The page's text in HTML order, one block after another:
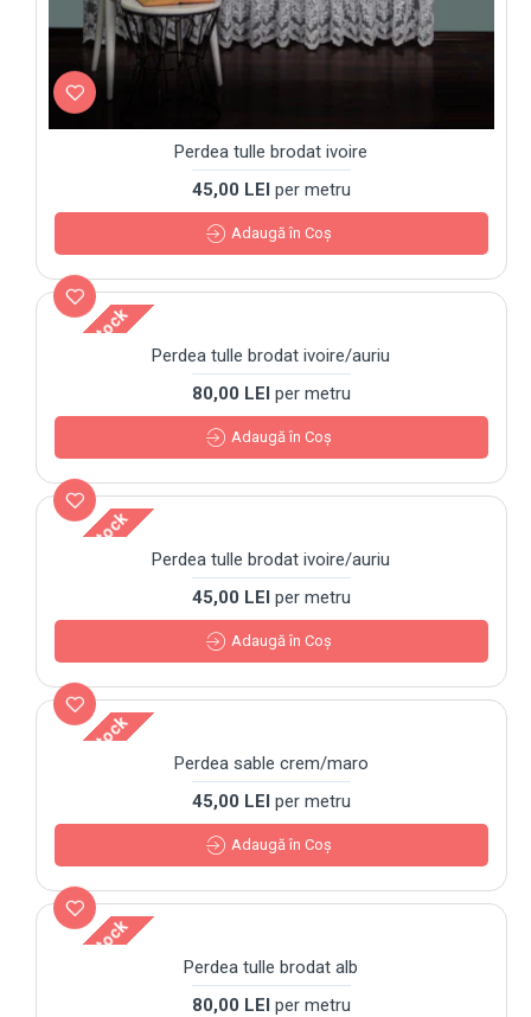
Perdea tulle brodat ivoire
45,00 LEI per metru
Adaugă în Coş
Out Of Stock
Perdea tulle brodat ivoire/auriu
80,00 LEI per metru
Adaugă în Coş
Out Of Stock
Perdea tulle brodat ivoire/auriu
45,00 LEI per metru
Adaugă în Coş
Out Of Stock
Perdea sable crem/maro
45,00 LEI per metru
Adaugă în Coş
Out Of Stock
Perdea tulle brodat alb
80,00 LEI per metru